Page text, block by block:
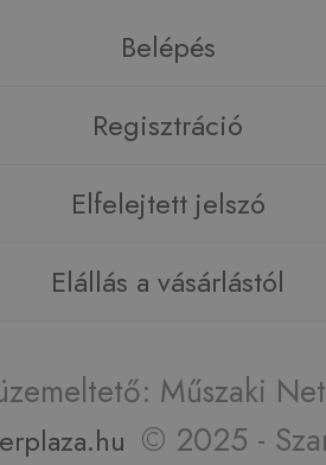
Belépés
Regisztráció
Elfelejtett jelszó
Elállás a vásárlástól
Műszaki
© 2025 -